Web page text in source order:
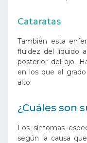
Cataratas
También esta
fluidez del líquido
posterior del ojo.
en los que el
alto.
¿Cuáles son
Los síntomas
según la causa